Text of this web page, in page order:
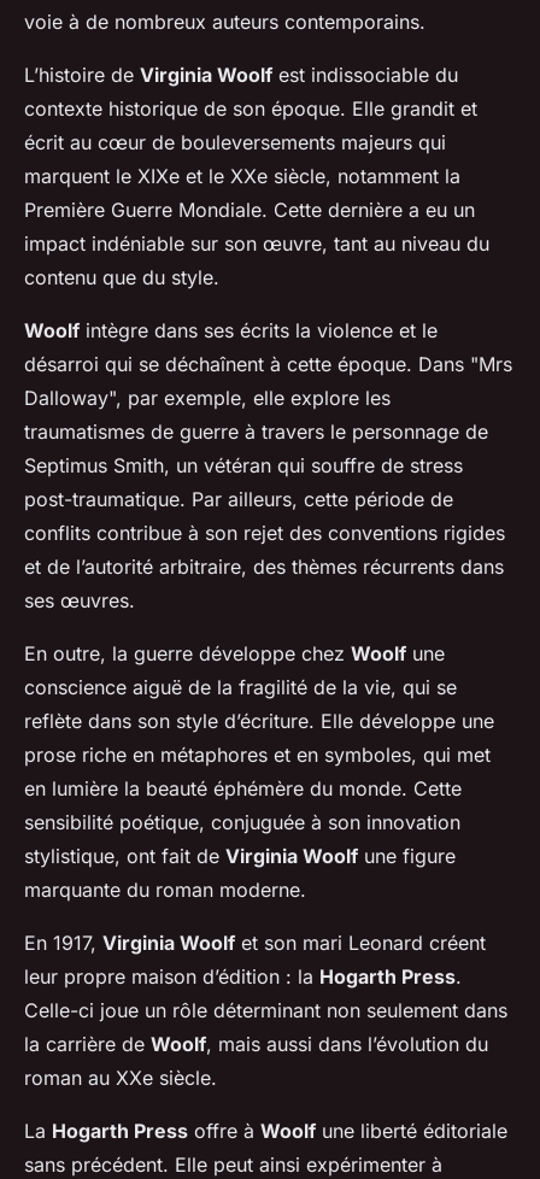
voie à de nombreux auteurs contemporains.
L’histoire de Virginia Woolf est indissociable du
contexte historique de son époque. Elle grandit et
écrit au cœur de bouleversements majeurs qui
marquent le XIXe et le XXe siècle, notamment la
Première Guerre Mondiale. Cette dernière a eu un
impact indéniable sur son œuvre, tant au niveau du
contenu que du style.
Woolf intègre dans ses écrits la violence et le
désarroi qui se déchaînent à cette époque. Dans "Mrs
Dalloway", par exemple, elle explore les
traumatismes de guerre à travers le personnage de
Septimus Smith, un vétéran qui souffre de stress
post-traumatique. Par ailleurs, cette période de
conflits contribue à son rejet des conventions rigides
et de l’autorité arbitraire, des thèmes récurrents dans
ses œuvres.
En outre, la guerre développe chez Woolf une
conscience aiguë de la fragilité de la vie, qui se
reflète dans son style d’écriture. Elle développe une
prose riche en métaphores et en symboles, qui met
en lumière la beauté éphémère du monde. Cette
sensibilité poétique, conjuguée à son innovation
stylistique, ont fait de Virginia Woolf une figure
marquante du roman moderne.
En 1917, Virginia Woolf et son mari Leonard créent
leur propre maison d’édition : la Hogarth Press.
Celle-ci joue un rôle déterminant non seulement dans
la carrière de Woolf, mais aussi dans l’évolution du
roman au XXe siècle.
La Hogarth Press offre à Woolf une liberté éditoriale
sans précédent. Elle peut ainsi expérimenter à